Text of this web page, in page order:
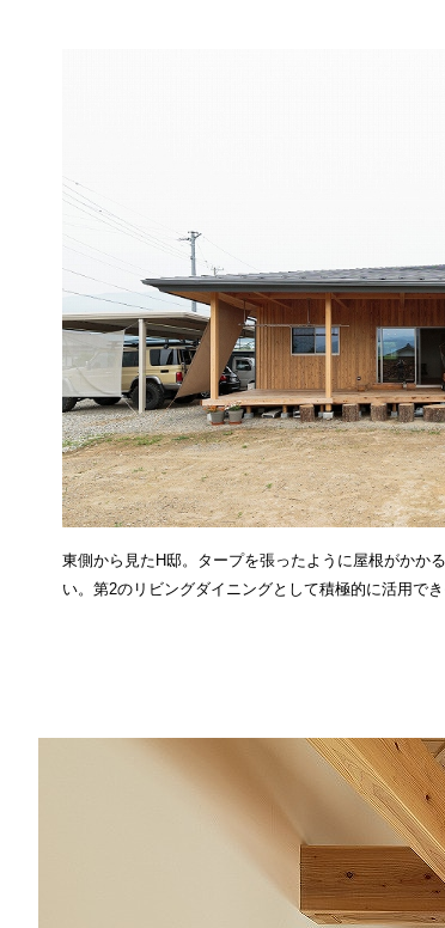
東側から見たH邸。タープを張ったように屋根がかか
い。第2のリビングダイニングとして積極的に活用でき